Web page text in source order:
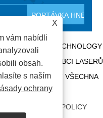
OPTRONICS TECHNOLOGY
VLÁKEN, VÝROBCI LASERŮ
KOMPONENT VŠECHNA
PRIVACY POLICY
X
vám nabídli
obsah.
s naším
ochrany